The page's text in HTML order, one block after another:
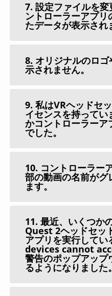
7. 設定ファイルを
ントローラーアプ
たデータが表示され
8. オリジナルのロ
示されません。
9. 私はVRヘッドセ
イセンスを持ってい
かコントローラーア
でした。
10. コントローラー
部の動画の名前がグ
ます。
11. 最近、いくつ
Quest 2ヘッドセッ
アプリを実行して
devices cannot
警告のポップアップ
るようになりました。